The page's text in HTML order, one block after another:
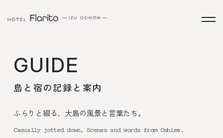
GUIDE
島と宿の記録と案内
ふらりと綴る、大島の風景と言葉たち。
Casually jotted down, Scenes and words from Oshima.